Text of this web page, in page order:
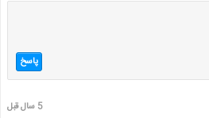
پاسخ
5 سال قبل